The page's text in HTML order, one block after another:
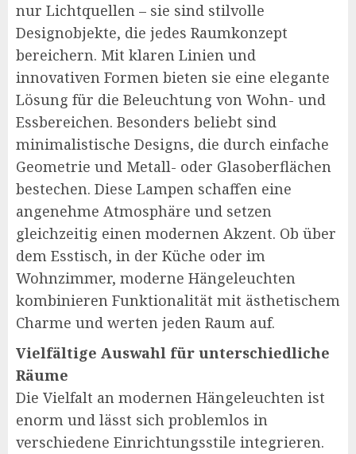
nur Lichtquellen – sie sind stilvolle
Designobjekte, die jedes Raumkonzept
bereichern. Mit klaren Linien und
innovativen Formen bieten sie eine elegante
Lösung für die Beleuchtung von Wohn- und
Essbereichen. Besonders beliebt sind
minimalistische Designs, die durch einfache
Geometrie und Metall- oder Glasoberflächen
bestechen. Diese Lampen schaffen eine
angenehme Atmosphäre und setzen
gleichzeitig einen modernen Akzent. Ob über
dem Esstisch, in der Küche oder im
Wohnzimmer, moderne Hängeleuchten
kombinieren Funktionalität mit ästhetischem
Charme und werten jeden Raum auf.
Vielfältige Auswahl für unterschiedliche
Räume
Die Vielfalt an modernen Hängeleuchten ist
enorm und lässt sich problemlos in
verschiedene Einrichtungsstile integrieren.